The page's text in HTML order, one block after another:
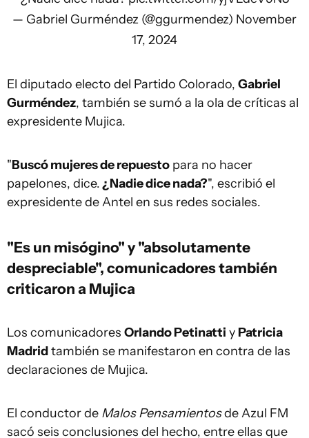
— Gabriel Gurméndez (@ggurmendez) November
17, 2024
El diputado electo del Partido Colorado, Gabriel
Gurméndez, también se sumó a la ola de críticas al
expresidente Mujica.
"Buscó mujeres de repuesto para no hacer
papelones, dice.¿Nadie dice nada?", escribió el
expresidente de Antel en sus redes sociales.
"Es un misógino" y "absolutamente
despreciable", comunicadores también
criticaron a Mujica
Los comunicadores Orlando Petinatti y Patricia
Madridtambién se manifestaron en contra de las
declaraciones de Mujica.
El conductor de Malos Pensamientosde Azul FM
sacó seis conclusiones del hecho, entre ellas que